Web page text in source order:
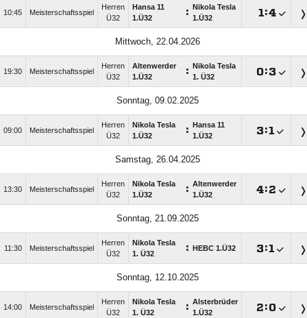
10:45 Meisterschaftsspiel
Herren
Ü32
Hansa 11
1.Ü32
:
Nikola Tesla
1.Ü32
:
Mittwoch, 22.04.2026
19:30 Meisterschaftsspiel
Herren
Ü32
Altenwerder
1.Ü32
:
Nikola Tesla
1. Ü32
:
Sonntag, 09.02.2025
09:00 Meisterschaftsspiel
Herren
Ü32
Nikola Tesla
1.Ü32
:
Hansa 11
1.Ü32
:
Samstag, 26.04.2025
13:30 Meisterschaftsspiel
Herren
Ü32
Nikola Tesla
1.Ü32
: Altenwerder
1.Ü32
:
Sonntag, 21.09.2025
11:30 Meisterschaftsspiel
Herren
Ü32
Nikola Tesla
1. Ü32
: HEBC 1.Ü32 :
Sonntag, 12.10.2025
14:00 Meisterschaftsspiel
Herren
Ü32
Nikola Tesla
1. Ü32
: Alsterbrüder
1.Ü32
: